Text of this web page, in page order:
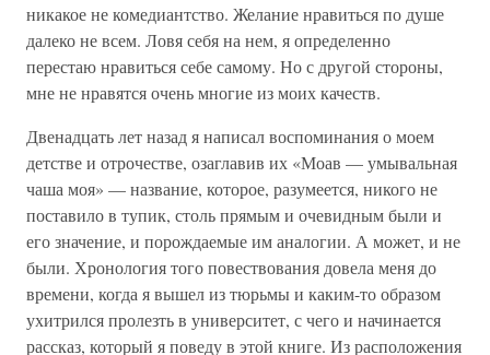
никакое не комедиантство. Желание нравиться по душе
далеко не всем. Ловя себя на нем, я определенно
перестаю нравиться себе самому. Но с другой стороны,
мне не нравятся очень многие из моих качеств.
Двенадцать лет назад я написал воспоминания о моем
детстве и отрочестве, озаглавив их «Моав — умывальная
чаша моя» — название, которое, разумеется, никого не
поставило в тупик, столь прямым и очевидным были и
его значение, и порождаемые им аналогии. А может, и не
были. Хронология того повествования довела меня до
времени, когда я вышел из тюрьмы и каким-то образом
ухитрился пролезть в университет, с чего и начинается
рассказ, который я поведу в этой книге. Из расположения